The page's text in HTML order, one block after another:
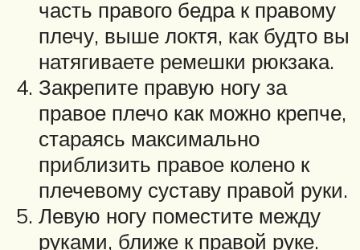
часть правого бедра к правому
плечу, выше локтя, как будто вы
натягиваете ремешки рюкзака.
Закрепите правую ногу за
правое плечо как можно крепче,
стараясь максимально
приблизить правое колено к
плечевому суставу правой руки.
Левую ногу поместите между
руками, ближе к правой руке.